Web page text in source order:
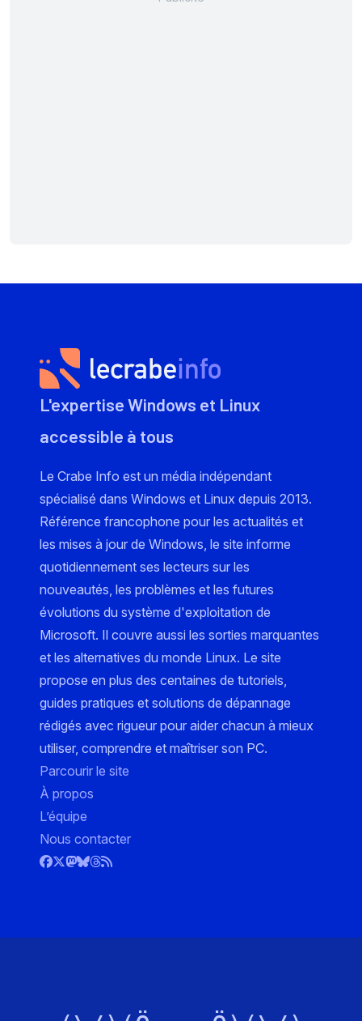
L'expertise Windows et Linux
accessible à tous
Le Crabe Info est un média indépendant
spécialisé dans Windows et Linux depuis 2013.
Référence francophone pour les actualités et
les mises à jour de Windows, le site informe
quotidiennement ses lecteurs sur les
nouveautés, les problèmes et les futures
évolutions du système d'exploitation de
Microsoft. Il couvre aussi les sorties marquantes
et les alternatives du monde Linux. Le site
propose en plus des centaines de tutoriels,
guides pratiques et solutions de dépannage
rédigés avec rigueur pour aider chacun à mieux
utiliser, comprendre et maîtriser son PC.
Parcourir le site
À propos
L’équipe
Nous contacter